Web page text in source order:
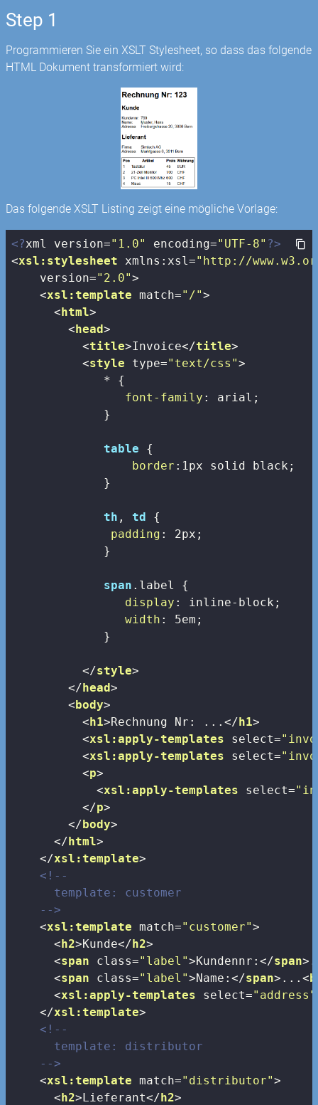
Step 1
Programmieren Sie ein XSLT Stylesheet, so dass das folgende
HTML Dokument transformiert wird:
Das folgende XSLT Listing zeigt eine mögliche Vorlage:
<?xml version="1.0" encoding="UTF-8" ?>
<xsl:stylesheet xmlns:xsl="http://
version="2.0">
<xsl:template match="/">
<html>
<head>
<title>Invoice</title>
<style type="text/css">
             * {
font-family : arial;
             }
table {
border : 1px solid black;
             }
th , td {
padding : 2px ;
             }
span .label
{
display : inline-block;
width : 5em ;
             }
</style>
</head>
<body>
<h1>Rechnung Nr: ...</h1>
<xsl:apply-templates select=
<xsl:apply-templates select=
<p>
<xsl:apply-templates select=
</p>
</body>
</html>
</xsl:template>
<!--
      template: customer
    -->
<xsl:template match="customer">
<h2>Kunde</h2>
<span class="label">Kundennr:</span>
<span class="label">Name:</span> ...<
<xsl:apply-templates select="address"
</xsl:template>
<!--
      template: distributor
    -->
<xsl:template match="distributor">
<h2>Lieferant</h2>